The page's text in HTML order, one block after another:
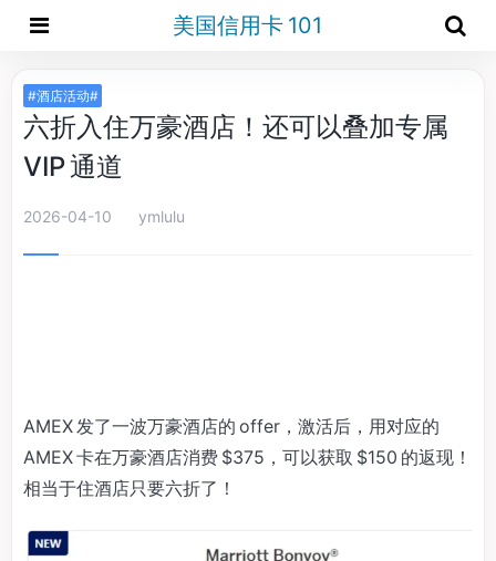
美国信用卡 101
#酒店活动#
六折入住万豪酒店！还可以叠加专属
VIP 通道
2026-04-10 ymlulu
AMEX 发了一波万豪酒店的 offer，激活后，用对应的
AMEX 卡在万豪酒店消费 $375，可以获取 $150 的返现！
相当于住酒店只要六折了！